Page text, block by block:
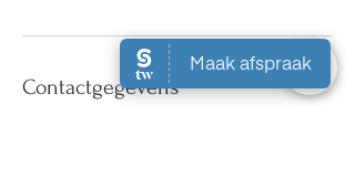
Contactgegevens